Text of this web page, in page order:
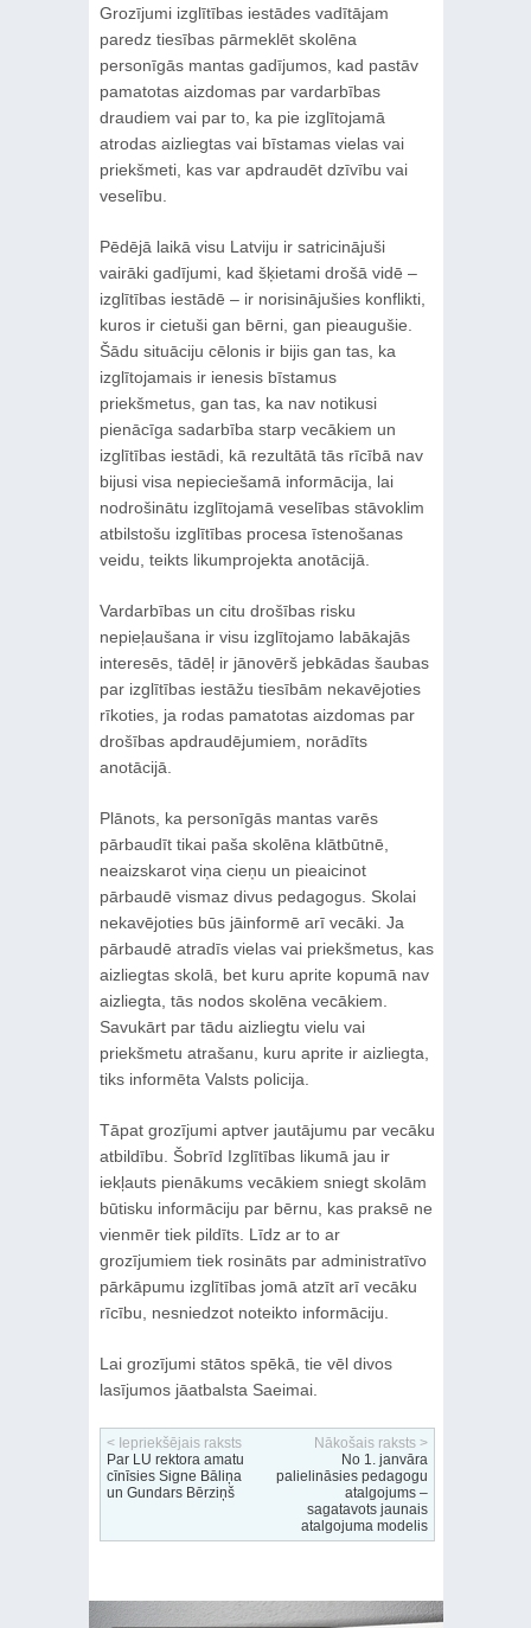
Grozījumi izglītības iestādes vadītājam
paredz tiesības pārmeklēt skolēna
personīgās mantas gadījumos, kad pastāv
pamatotas aizdomas par vardarbības
draudiem vai par to, ka pie izglītojamā
atrodas aizliegtas vai bīstamas vielas vai
priekšmeti, kas var apdraudēt dzīvību vai
veselību.
Pēdējā laikā visu Latviju ir satricinājuši
vairāki gadījumi, kad šķietami drošā vidē –
izglītības iestādē – ir norisinājušies konflikti,
kuros ir cietuši gan bērni, gan pieaugušie.
Šādu situāciju cēlonis ir bijis gan tas, ka
izglītojamais ir ienesis bīstamus
priekšmetus, gan tas, ka nav notikusi
pienācīga sadarbība starp vecākiem un
izglītības iestādi, kā rezultātā tās rīcībā nav
bijusi visa nepieciešamā informācija, lai
nodrošinātu izglītojamā veselības stāvoklim
atbilstošu izglītības procesa īstenošanas
veidu, teikts likumprojekta anotācijā.
Vardarbības un citu drošības risku
nepieļaušana ir visu izglītojamo labākajās
interesēs, tādēļ ir jānovērš jebkādas šaubas
par izglītības iestāžu tiesībām nekavējoties
rīkoties, ja rodas pamatotas aizdomas par
drošības apdraudējumiem, norādīts
anotācijā.
Plānots, ka personīgās mantas varēs
pārbaudīt tikai paša skolēna klātbūtnē,
neaizskarot viņa cieņu un pieaicinot
pārbaudē vismaz divus pedagogus. Skolai
nekavējoties būs jāinformē arī vecāki. Ja
pārbaudē atradīs vielas vai priekšmetus, kas
aizliegtas skolā, bet kuru aprite kopumā nav
aizliegta, tās nodos skolēna vecākiem.
Savukārt par tādu aizliegtu vielu vai
priekšmetu atrašanu, kuru aprite ir aizliegta,
tiks informēta Valsts policija.
Tāpat grozījumi aptver jautājumu par vecāku
atbildību. Šobrīd Izglītības likumā jau ir
iekļauts pienākums vecākiem sniegt skolām
būtisku informāciju par bērnu, kas praksē ne
vienmēr tiek pildīts. Līdz ar to ar
grozījumiem tiek rosināts par administratīvo
pārkāpumu izglītības jomā atzīt arī vecāku
rīcību, nesniedzot noteikto informāciju.
Lai grozījumi stātos spēkā, tie vēl divos
lasījumos jāatbalsta Saeimai.
< Iepriekšējais raksts
Par LU rektora amatu
cīnīsies Signe Bāliņa
un Gundars Bērziņš
Nākošais raksts >
No 1. janvāra
palielināsies pedagogu
atalgojums –
sagatavots jaunais
atalgojuma modelis